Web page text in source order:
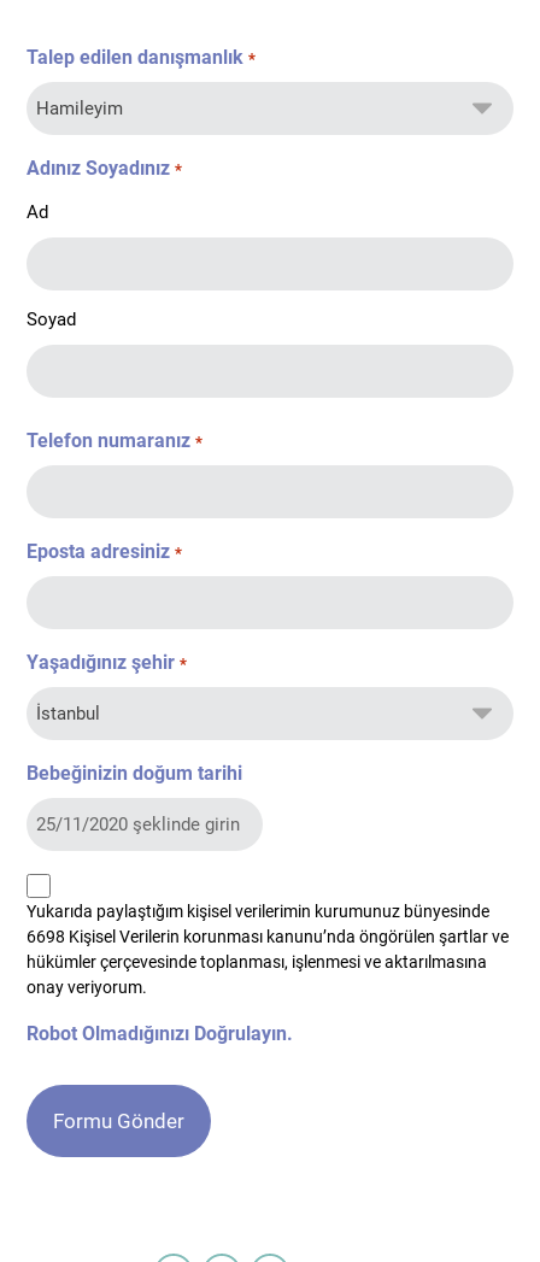
Talep edilen danışmanlık *
Adınız Soyadınız *
Ad
Soyad
Telefon numaranız *
Eposta adresiniz *
Yaşadığınız şehir *
Bebeğinizin doğum tarihi
kvkk
*
Yukarıda paylaştığım kişisel verilerimin kurumunuz bünyesinde
6698 Kişisel Verilerin korunması kanunu’nda öngörülen şartlar ve
hükümler çerçevesinde toplanması, işlenmesi ve aktarılmasına
onay veriyorum.
Robot Olmadığınızı Doğrulayın.